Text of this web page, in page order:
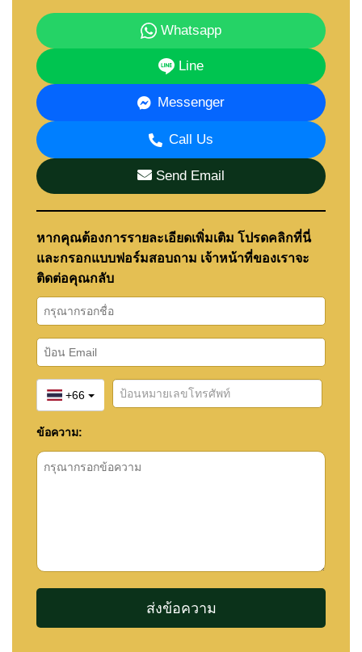
Whatsapp
Line
Messenger
Call Us
Send Email
หากคุณต้องการรายละเอียดเพิ่มเติม โปรดคลิกที่นี่
และกรอกแบบฟอร์มสอบถาม เจ้าหน้าที่ของเราจะ
ติดต่อคุณกลับ
+66
ข้อความ: